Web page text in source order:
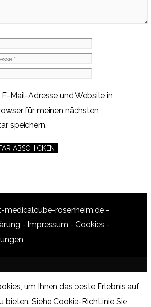
E-Mail-Adresse und Website in
für meinen nächsten
speichern.
medicalcube-rosenheim.de -
- Impressum - Cookies -
um Ihnen das beste Erlebnis auf
bieten. Siehe Cookie-Richtlinie Sie